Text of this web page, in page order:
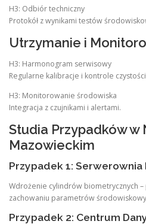
H3: Odbiór techniczny
Protokół z wynikami testów
Utrzymanie i
H3: Harmonogram serwisowy
Regularne kalibracje i kontrole
H3: Monitorowanie środowiska
Integracja z czujnikami i alertami.
Studia Przypadków w
Mazowieckim
Przypadek 1: Serwerownia
Wdrożenie cylindrów biometrycznych –
zachowaniu parametrów
Przypadek 2: Centrum